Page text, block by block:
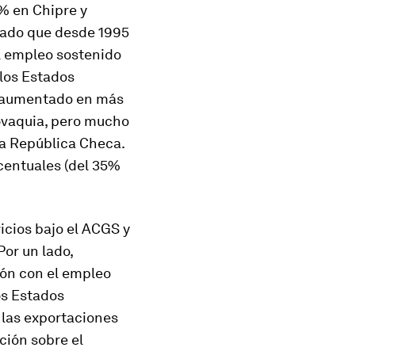
en Chipre y
que desde 1995
sostenido
Estados
en más
pero mucho
República Checa.
(del 35%
bajo el ACGS y
un lado,
con el empleo
Estados
exportaciones
sobre el